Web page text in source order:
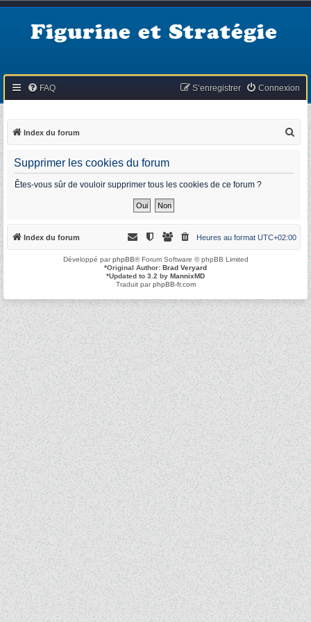
Figurine et Stratégie
FAQ Connexion
S’enregistrer
Index du forum
h
Supprimer les cookies du forum
Êtes-vous sûr de vouloir supprimer tous les cookies de ce forum ?
Index du forum Heures au format UTC+02:00
Développé parphpBB® Forum Software © phpBB Limited
*Original Author: Brad Veryard
*Updated to 3.2 by MannixMD
Traduit parphpBB-fr.com